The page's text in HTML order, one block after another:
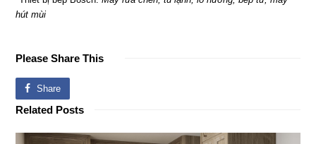
hút mùi
Please Share This
Share
Related Posts